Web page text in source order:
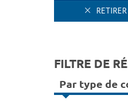
FILTRE DE
Par type de